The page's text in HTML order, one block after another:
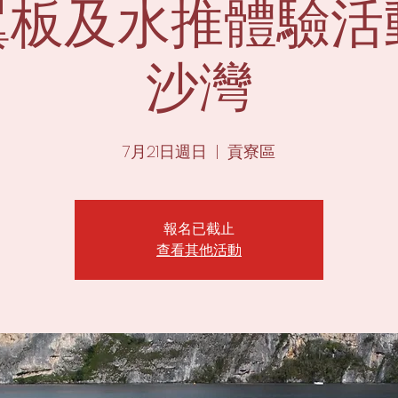
及水推體驗
沙灣
7月21日週日
  |
貢寮區
報名已截止
查看其他活動